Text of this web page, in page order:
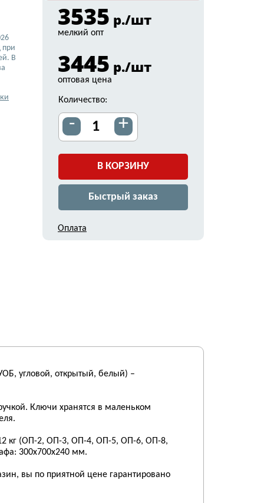
при
В
3535 р./шт
мелкий опт
3445 р./шт
оптовая цена
Количество:
- +
В КОРЗИНУ
Быстрый заказ
Оплата
угловой, открытый, белый) –
Ключи хранятся в маленьком
кг (ОП-2, ОП-3, ОП-4, ОП-5, ОП-6, ОП-8,
300х700х240 мм.
вы по приятной цене гарантировано